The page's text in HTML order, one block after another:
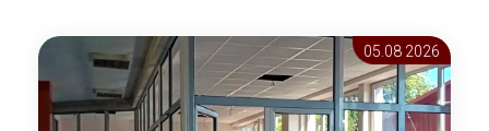
05.08 2026